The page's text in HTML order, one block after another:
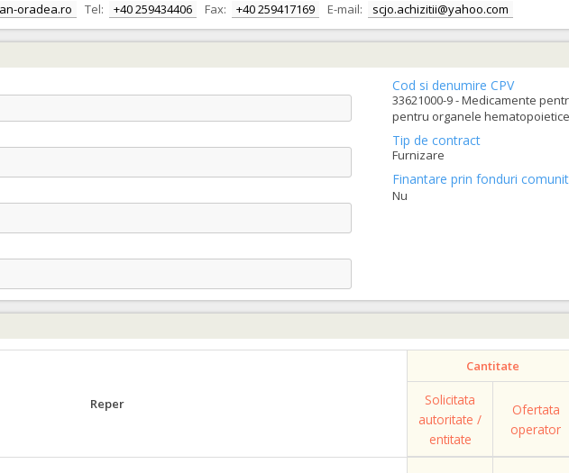
oradea.ro Tel: +40 259434406 Fax: +40 259417169 E-mail: scjo.achizitii@yahoo.com
Cod si denumire CPV
33621000-9 - Medicamente
pentru organele hematopoietice
Tip de contract
Furnizare
Finantare prin fonduri
Nu
Reper
Cantitate
Solicitata
autoritate /
entitate
Ofertata
operator